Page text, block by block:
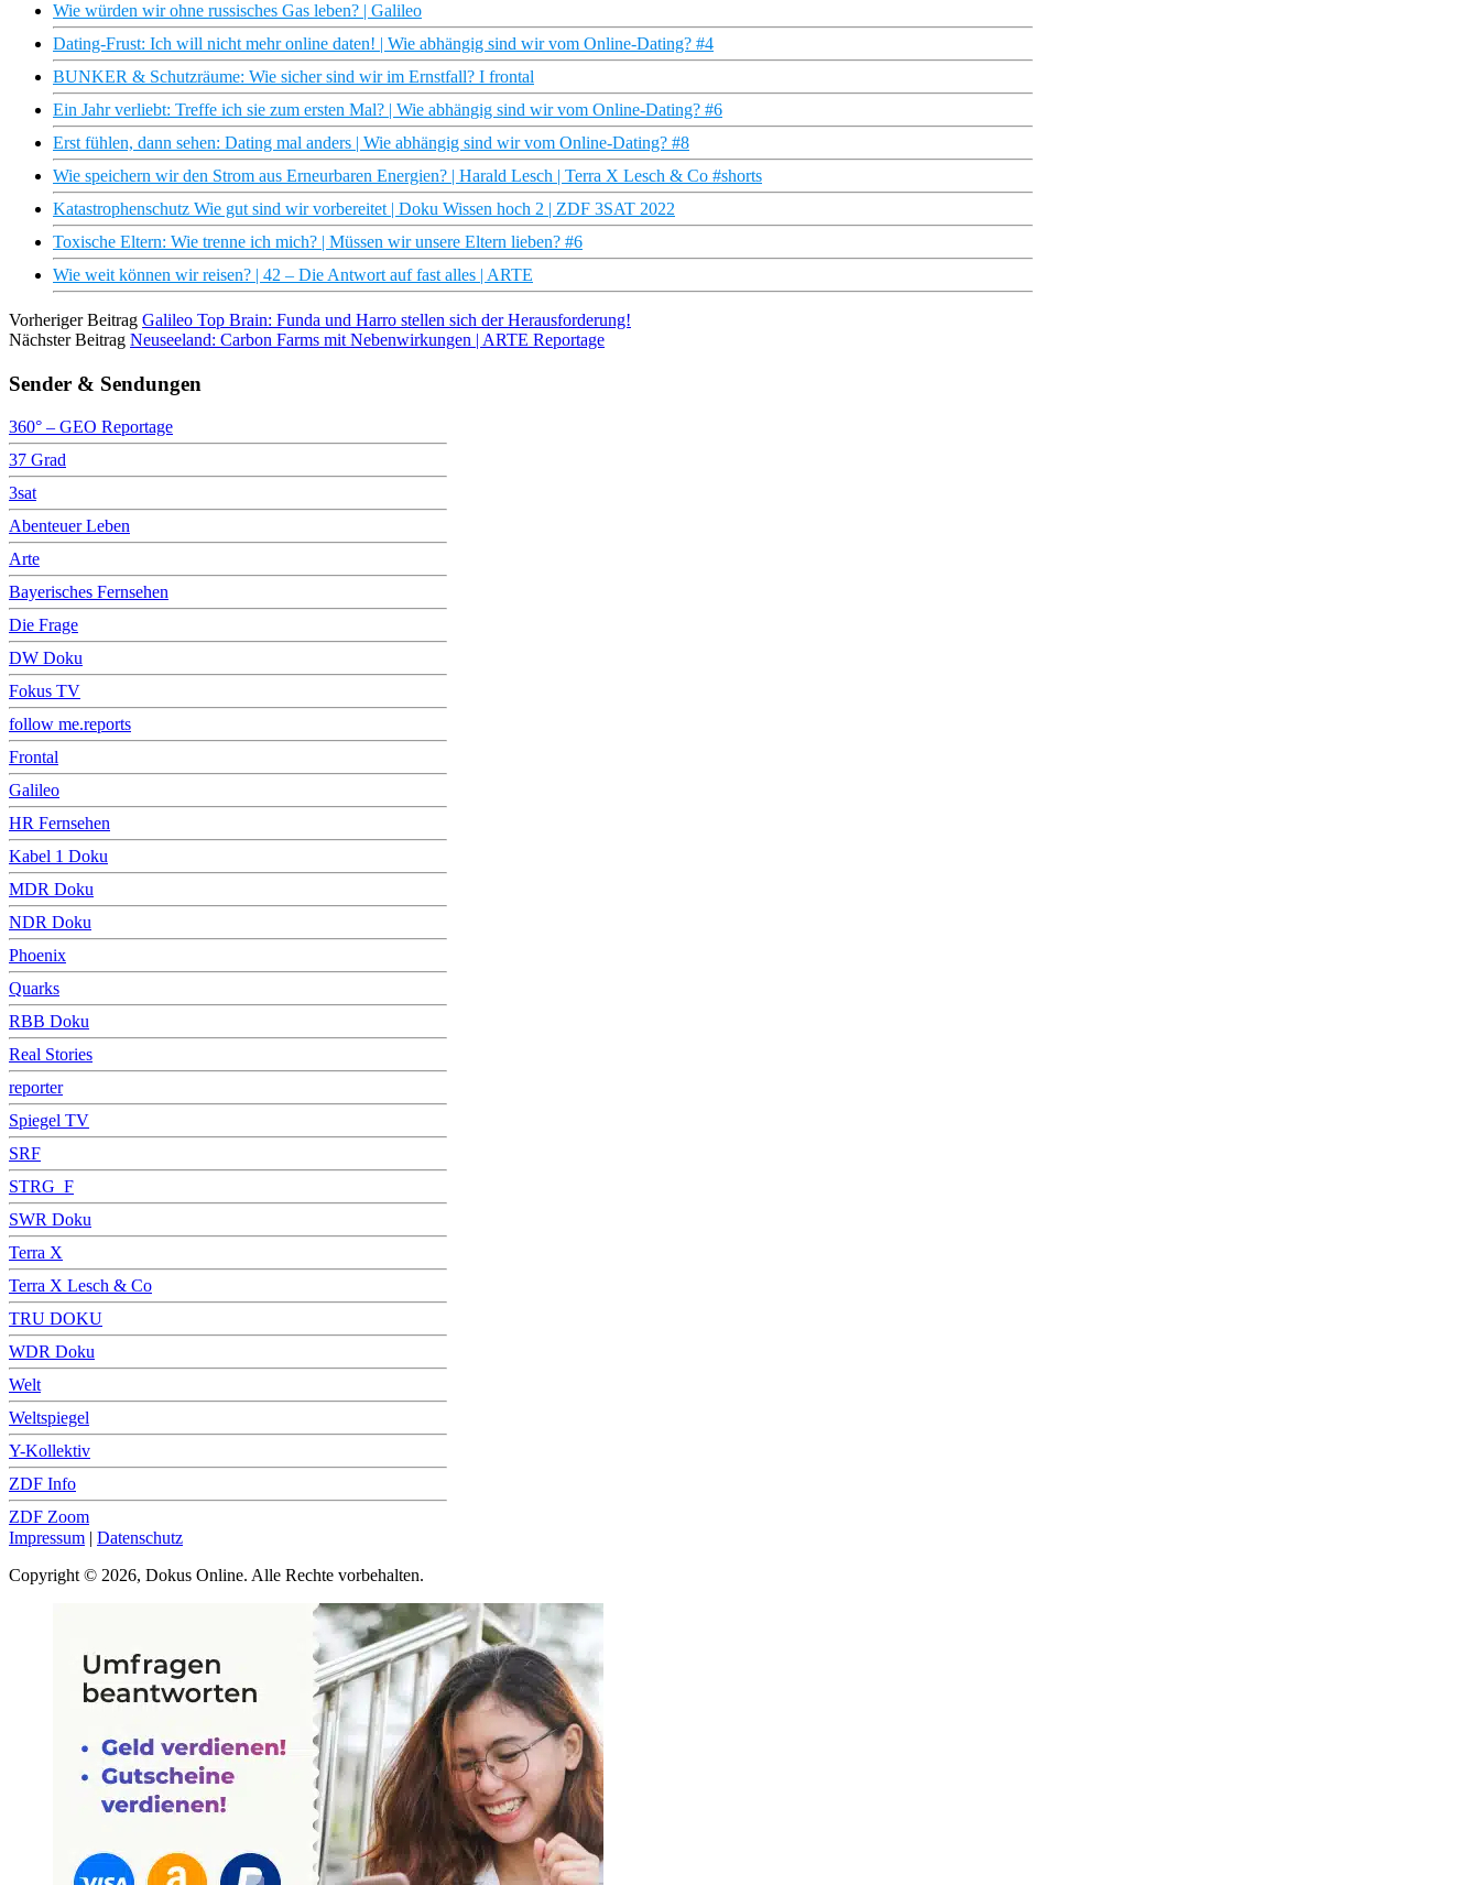
Wie würden wir ohne russisches Gas leben? | Galileo
Dating-Frust: Ich will nicht mehr online daten! | Wie abhängig sind wir vom Online-Dating? #4
BUNKER & Schutzräume: Wie sicher sind wir im Ernstfall? I frontal
Ein Jahr verliebt: Treffe ich sie zum ersten Mal? | Wie abhängig sind wir vom Online-Dating? #6
Erst fühlen, dann sehen: Dating mal anders | Wie abhängig sind wir vom Online-Dating? #8
Wie speichern wir den Strom aus Erneurbaren Energien? | Harald Lesch | Terra X Lesch & Co #shorts
Katastrophenschutz Wie gut sind wir vorbereitet | Doku Wissen hoch 2 | ZDF 3SAT 2022
Toxische Eltern: Wie trenne ich mich? | Müssen wir unsere Eltern lieben? #6
Wie weit können wir reisen? | 42 – Die Antwort auf fast alles | ARTE
Vorheriger Beitrag Galileo Top Brain: Funda und Harro stellen sich der Herausforderung!
Nächster Beitrag Neuseeland: Carbon Farms mit Nebenwirkungen | ARTE Reportage
Sender & Sendungen
360° – GEO Reportage
37 Grad
3sat
Abenteuer Leben
Arte
Bayerisches Fernsehen
Die Frage
DW Doku
Fokus TV
follow me.reports
Frontal
Galileo
HR Fernsehen
Kabel 1 Doku
MDR Doku
NDR Doku
Phoenix
Quarks
RBB Doku
Real Stories
reporter
Spiegel TV
SRF
STRG_F
SWR Doku
Terra X
Terra X Lesch & Co
TRU DOKU
WDR Doku
Welt
Weltspiegel
Y-Kollektiv
ZDF Info
ZDF Zoom
Impressum | Datenschutz
Copyright © 2026, Dokus Online. Alle Rechte vorbehalten.